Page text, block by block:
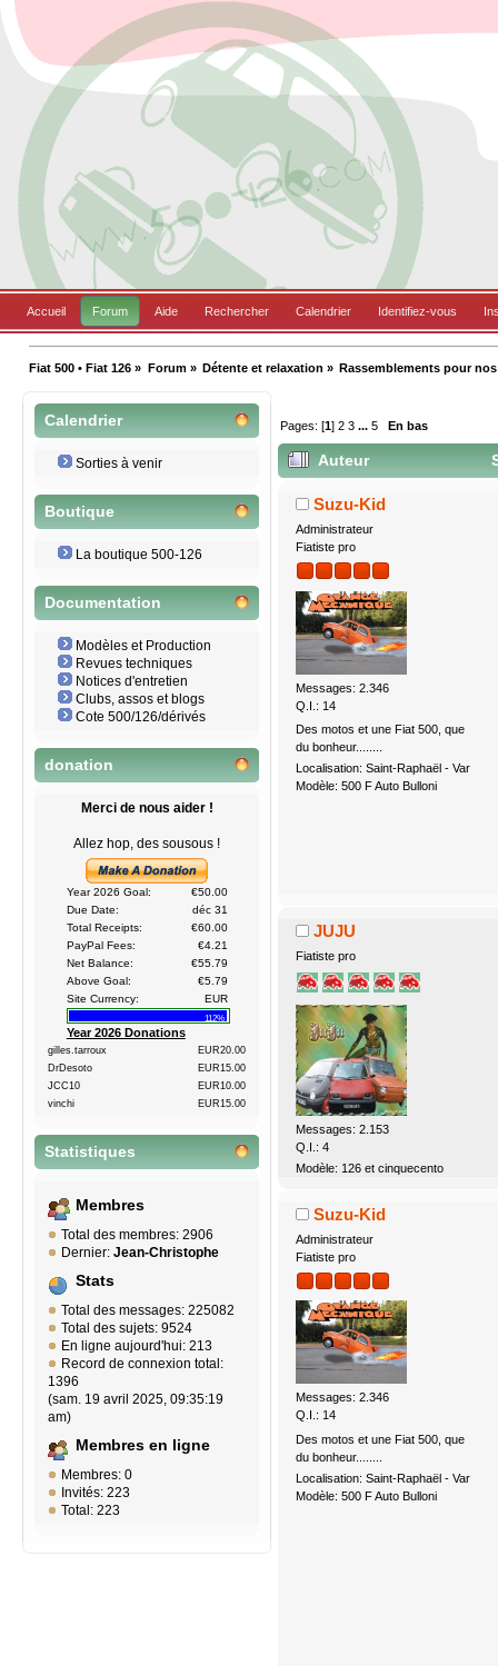
Accueil Forum Aide Rechercher Calendrier Identifiez-vous
Fiat 500 • Fiat 126 » Forum» Détente et relaxation » Rassemblements pour
Calendrier
Sorties à venir
Boutique
La boutique 500-126
Documentation
Modèles et Production
Revues techniques
Notices d'entretien
Clubs, assos et blogs
Cote 500/126/dérivés
donation
Merci de nous aider !
Allez hop, des sousous !
Year 2026 Goal:
€50.00
Due Date:
déc 31
Total Receipts:
€60.00
PayPal Fees:
€4.21
Net Balance:
€55.79
Above Goal:
€5.79
Site Currency:
EUR
112%
Year 2026 Donations
gilles.tarroux
EUR20.00
DrDesoto
EUR15.00
JCC10
EUR10.00
vinchi
EUR15.00
Statistiques
Membres
Total des membres: 2906
Dernier: Jean-Christophe
Stats
Total des messages: 225082
Total des sujets: 9524
En ligne aujourd'hui: 213
Record de connexion total:
1396
(sam. 19 avril 2025, 09:35:19
am)
Membres en ligne
Membres: 0
Invités: 223
Total: 223
Pages: [1]2 3 ...5 En bas
Auteur
Suzu-Kid
Administrateur
Fiatiste pro
Messages: 2.346
Q.I.: 14
Des motos et une Fiat 500, que
du bonheur........
Localisation: Saint-Raphaël - Var
Modèle: 500 F Auto Bulloni
JUJU
Fiatiste pro
Messages: 2.153
Q.I.: 4
Modèle: 126 et cinquecento
Suzu-Kid
Administrateur
Fiatiste pro
Messages: 2.346
Q.I.: 14
Des motos et une Fiat 500, que
du bonheur........
Localisation: Saint-Raphaël - Var
Modèle: 500 F Auto Bulloni